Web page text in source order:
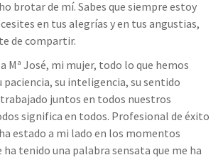
brotar de mí. Sabes que siempre estoy
en tus alegrías y en tus angustias,
de compartir.
Mª José, mi mujer, todo lo que hemos
paciencia, su inteligencia, su sentido
juntos en todos nuestros
significa en todos. Profesional de éxito
estado a mi lado en los momentos
tenido una palabra sensata que me ha